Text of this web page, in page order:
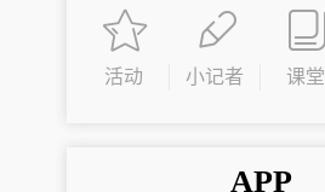
活动 小记者 课堂
APP